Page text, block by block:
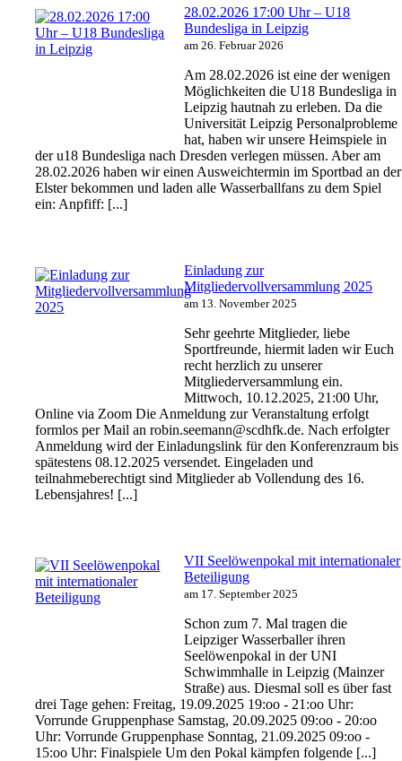
28.02.2026 17:00 Uhr – U18
Bundesliga in Leipzig
am 26. Februar 2026
Am 28.02.2026 ist eine der wenigen
Möglichkeiten die U18 Bundesliga in
Leipzig hautnah zu erleben. Da die
Universität Leipzig Personalprobleme
hat, haben wir unsere Heimspiele in
der u18 Bundesliga nach Dresden verlegen müssen. Aber am
28.02.2026 haben wir einen Ausweichtermin im Sportbad an der
Elster bekommen und laden alle Wasserballfans zu dem Spiel
ein: Anpfiff: [...]
Einladung zur
Mitgliedervollversammlung 2025
am 13. November 2025
Sehr geehrte Mitglieder, liebe
Sportfreunde, hiermit laden wir Euch
recht herzlich zu unserer
Mitgliederversammlung ein.
Mittwoch, 10.12.2025, 21:00 Uhr,
Online via Zoom Die Anmeldung zur Veranstaltung erfolgt
formlos per Mail an robin.seemann@scdhfk.de. Nach erfolgter
Anmeldung wird der Einladungslink für den Konferenzraum bis
spätestens 08.12.2025 versendet. Eingeladen und
teilnahmeberechtigt sind Mitglieder ab Vollendung des 16.
Lebensjahres! [...]
VII Seelöwenpokal mit internationaler
Beteiligung
am 17. September 2025
Schon zum 7. Mal tragen die
Leipziger Wasserballer ihren
Seelöwenpokal in der UNI
Schwimmhalle in Leipzig (Mainzer
Straße) aus. Diesmal soll es über fast
drei Tage gehen: Freitag, 19.09.2025 19:oo - 21:oo Uhr:
Vorrunde Gruppenphase Samstag, 20.09.2025 09:oo - 20:oo
Uhr: Vorrunde Gruppenphase Sonntag, 21.09.2025 09:oo -
15:oo Uhr: Finalspiele Um den Pokal kämpfen folgende [...]